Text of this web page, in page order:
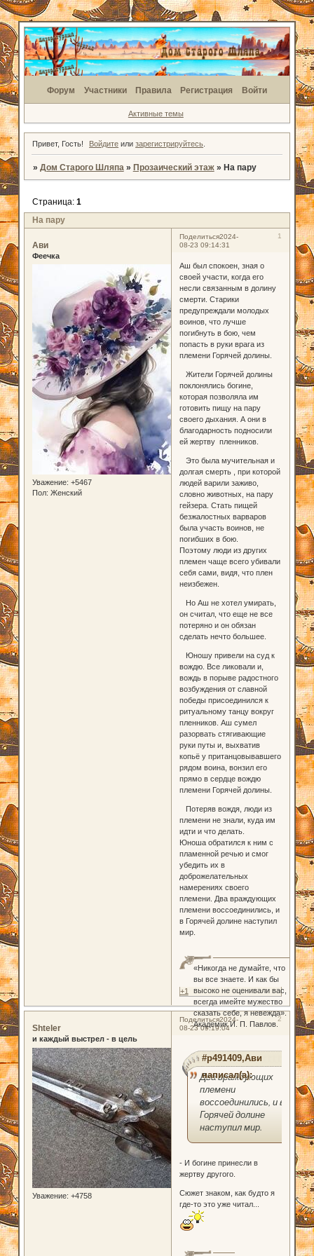
Форум Участники Правила Регистрация Войти
Активные темы
Привет, Гость! Войдите илизарегистрируйтесь
» Дом Старого Шляпа » Прозаический этаж » На пару
На пару
Страница: 1
Поделиться 1
2024-
08-23 09:14:31
Ави
Феечка
Уважение: +5467
Пол: Женский
Аш был спокоен, зная о
своей участи, когда его
несли связанным в долину
смерти. Старики
предупреждали молодых
воинов, что лучше
погибнуть в бою, чем
попасть в руки врага из
племени Горячей долины.
Жители Горячей долины
поклонялись богине,
которая позволяла им
готовить пищу на пару
своего дыхания. А они в
благодарность подносили
ей жертву пленников.
Это была мучительная и
долгая смерть , при которой
людей варили заживо,
словно животных, на пару
гейзера. Стать пищей
безжалостных варваров
была участь воинов, не
погибших в бою.
Поэтому люди из других
племен чаще всего убивали
себя сами, видя, что плен
неизбежен.
Но Аш не хотел умирать,
он считал, что еще не все
потеряно и он обязан
сделать нечто большее.
Юношу привели на суд к
вождю. Все ликовали и,
вождь в порыве радостного
возбуждения от славной
победы присоединился к
ритуальному танцу вокруг
пленников. Аш сумел
разорвать стягивающие
руки путы и, выхватив
копьё у пританцовывавшего
рядом воина, вонзил его
прямо в сердце вождю
племени Горячей долины.
Потеряв вождя, люди из
племени не знали, куда им
идти и что делать.
Юноша обратился к ним с
пламенной речью и смог
убедить их в
доброжелательных
намерениях своего
племени. Два враждующих
племени воссоединились, и
в Горячей долине наступил
мир.
«Никогда не думайте, что
вы все знаете. И как бы
высоко не оценивали вас,
всегда имейте мужество
сказать себе, я невежда».
Академик И. П. Павлов.
+1
Поделиться 2
2024-
08-23 09:19:04
Shteler
и каждый выстрел - в цель
Уважение: +4758
#p491409,Ави
написал(а):
Два враждующих
племени
воссоединились, и в
Горячей долине
наступил мир.
- И богине принесли в
жертву другого.
Сюжет знаком, как будто я
где-то это уже читал...